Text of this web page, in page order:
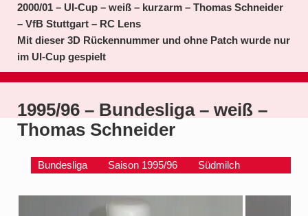
2000/01 – UI-Cup – weiß – kurzarm – Thomas Schneider
– VfB Stuttgart – RC Lens
Mit dieser 3D Rückennummer und ohne Patch wurde nur
im UI-Cup gespielt
1995/96 – Bundesliga – weiß –
Thomas Schneider
Bundesliga Saison 1995/96 Südmilch